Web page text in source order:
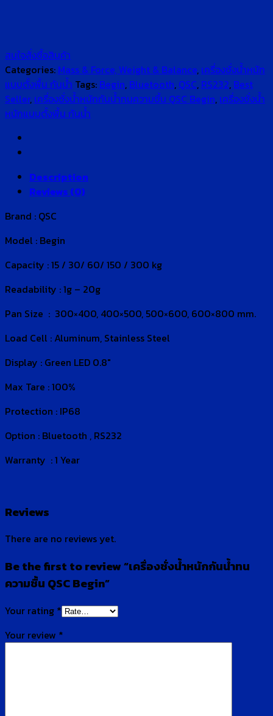
สนใจสั่งซื้อสินค้า
Categories: Mass & Force, Weight & Balance, เครื่องชั่งน้ำหนัก
แบบตั้งพื้น กันน้ำ Tags: Begin, Bluetooth, QSC, RS232, ฺBest
Seller, เครื่องชั่งน้ำหนักกันน้ำทนความชื้น QSC Begin, เครื่องชั่งน้ำ
หนักแบบตั้งพื้น กันน้ำ
Description
Reviews (0)
Brand : QSC
Model : Begin
Capacity : 15 / 30/ 60/ 150 / 300 kg
Readability : 1g – 20g
Pan Size : 300×400, 400×500, 500×600, 600×800 mm.
Load Cell : Aluminum, Stainless Steel
Display : Green LED 0.8″
Max Tare : 100%
Protection : IP68
Option : Bluetooth , RS232
Warranty : 1 Year
Reviews
There are no reviews yet.
Be the first to review “เครื่องชั่งน้ำหนักกันน้ำทน
ความชื้น QSC Begin”
Your rating *
Your review *